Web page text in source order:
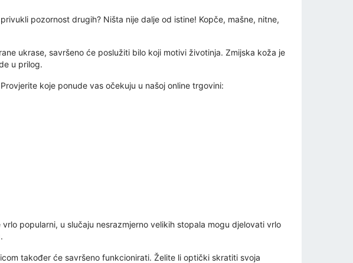
pozornost drugih? Ništa nije dalje od istine! Kopče, mašne, nitne,
ukrase, savršeno će poslužiti bilo koji motivi životinja. Zmijska koža je
u prilog.
koje ponude vas očekuju u našoj online trgovini:
popularni, u slučaju nesrazmjerno velikih stopala mogu djelovati vrlo
također će savršeno funkcionirati. Želite li optički skratiti svoja